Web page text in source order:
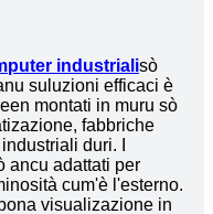
industrialisò
suluzioni efficaci è
montati in muru sò
fabbriche
duri. I
ancu adattati per
cum'è l'esterno.
visualizazione in